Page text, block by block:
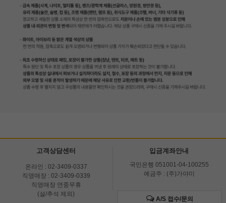
고객상담센터
온라인 : 02-3409-0337
직영매장 : 02-3409-0339
직영매장 연중무휴
(설/추석 제외)
입금계좌안내
국민은행 051001-04-100255
예금주 : (주)가야미
A/S 접수/문의